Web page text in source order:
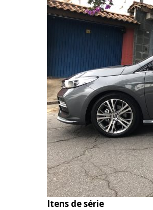
Itens de série